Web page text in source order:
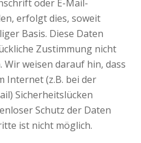
oder E-Mail-
erfolgt dies, soweit
Basis. Diese Daten
Zustimmung nicht
weisen darauf hin, dass
Internet (z.B. bei der
Sicherheitslücken
Schutz der Daten
ist nicht möglich.